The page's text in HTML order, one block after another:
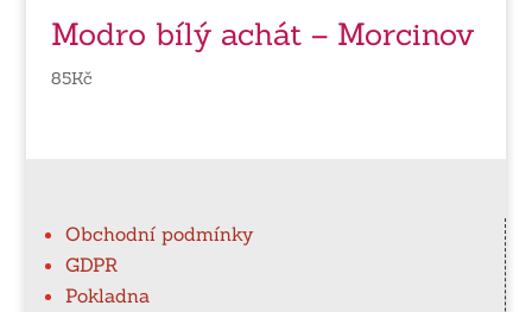
Modro bílý achát – Morcinov
85Kč
Obchodní podmínky
GDPR
Pokladna